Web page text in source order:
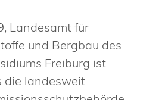
Landesamt für
und Bergbau des
Freiburg ist
die landesweit